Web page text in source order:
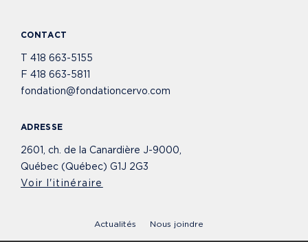
CONTACT
418 663-5155
F 418 663-5811
fondation@fondationcervo.com
ADRESSE
2601, ch. de la Canardière J-9000,
Québec (Québec) G1J 2G3
Voir l'itinéraire
Actualités Nous joindre